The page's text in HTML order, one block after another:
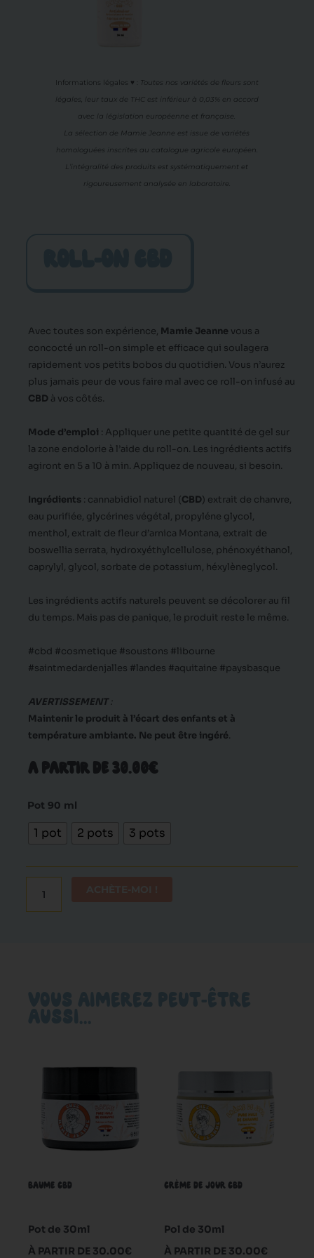
Informations légales ♥
Toutes nos variétés de fleurs sont
légales, leur taux de THC est inférieur à 0,03% en accord
avec la législation européenne et française.
La sélection de Mamie Jeanne est issue de variétés
homologuées inscrites au catalogue agricole européen.
L’intégralité des produits est systématiquement et
rigoureusement analysée en laboratoire.
Avec toutes son expérience, Mamie Jeanne vous a
concocté un roll-on simple et efficace qui soulagera
rapidement vos petits bobos du quotidien. Vous n’aurez
plus jamais peur de vous faire mal avec ce roll-on infusé au
CBDà vos côtés.
Mode d’emploi : Appliquer une petite quantité de gel sur
la zone endolorie à l’aide du roll-on. Les ingrédients actifs
agiront en 5 a 10 à min. Appliquez de nouveau, si besoin.
Ingrédients: cannabidiol naturel (CBD) extrait de chanvre,
eau purifiée, glycérines végétal, propyléne glycol,
menthol, extrait de fleur d’arnica Montana, extrait de
boswellia serrata, hydroxyéthylcellulose, phénoxyéthanol,
caprylyl, glycol, sorbate de potassium, héxylèneglycol.
Les ingrédients actifs naturels peuvent se décolorer au fil
du temps. Mais pas de panique, le produit reste le même.
#cbd #cosmetique #soustons #libourne
#saintmedardenjalles #landes #aquitaine #paysbasque
AVERTISSEMENT :
Maintenir le produit à l’écart des enfants et à
température ambiante. Ne peut être ingéré.
A PARTIR DE 30.00€
Pot 90 ml
1 pot 2 pots 3 pots
quantité
Roll-
CBD
BAUME CBD
Pot de 30ml
À PARTIR DE 30.00€
produit
plusieurs
variations.
Les
CRÈME DE JOUR CBD
Pol de 30ml
À PARTIR DE 30.00€
plusieurs
variations.
Les
être